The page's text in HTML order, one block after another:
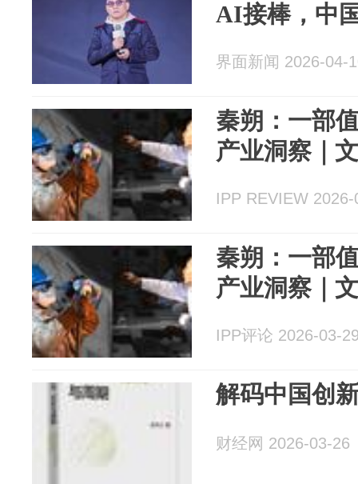
AI接棒，中
界面新闻 2026-04-
秦朔：一部
产业洞察｜
IPP REVIEW
秦朔：一部
产业洞察｜
IPP评论 2026-03-
解码中国创
财经网 2026-03-26